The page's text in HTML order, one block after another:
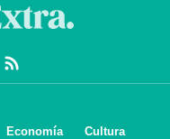
Economía
Cultura